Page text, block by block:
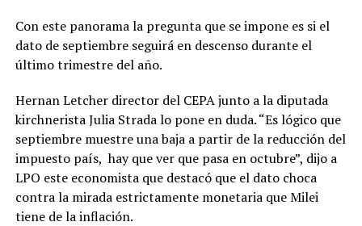
Con este panorama la pregunta que se impone es si el
dato de septiembre seguirá en descenso durante el
último trimestre del año.
Hernan Letcher director del CEPA junto a la diputada
kirchnerista Julia Strada lo pone en duda. “Es lógico que
septiembre muestre una baja a partir de la reducción del
impuesto país, hay que ver que pasa en octubre”, dijo a
LPO este economista que destacó que el dato choca
contra la mirada estrictamente monetaria que Milei
tiene de la inflación.